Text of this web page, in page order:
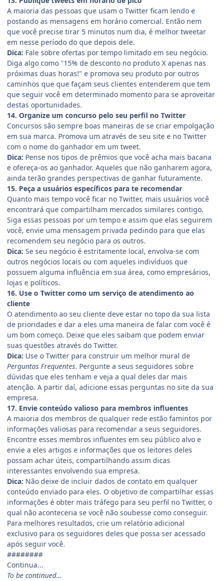
A maioria das pessoas que usam o Twitter ficam lendo e
postando as mensagens em horário comercial. Então nem
que você precise tirar 5 minutos num dia, é melhor tweetar
em nesse período do que depois dele.
Dica: Fale sobre ofertas por tempo limitado em seu negócio.
Diga algo como "15% de desconto no produto X apenas nas
próximas duas horas!" e promova seu produto por outros
caminhos que que façam seus clientes entenderem que tem
que seguir você em determinado momento para se aproveitar
destas oportunidades.
14. Organize um concurso pelo seu perfil no Twitter
Concursos são sempre boas maneiras de se criar empolgação
em sua marca. Promova um através de seu site e no Twitter
com o nome do ganhador em um tweet.
Dica: Pense nos tipos de prêmios que você acha mais bacana
e ofereça-os ao ganhador. Aqueles que não ganharem agora,
ainda terão grandes perspectivas de ganhar futuramente.
15. Peça a usuários específicos para te recomendar
Quanto mais tempo você ficar no Twitter, mais usuários você
encontrará que compartilham mercados similares contigo.
Siga essas pessoas por um tempo e assim que elas seguirem
você, envie uma mensagem privada pedindo para que elas
recomendem seu negócio para os outros.
Dica: Se seu negócio é estritamente local, envolva-se com
outros negócios locais ou com aqueles indivíduos que
possuem alguma influência em sua área, como empresários,
lojas e políticos.
16. Use o Twitter como um serviço de atendimento ao
cliente
O atendimento ao seu cliente deve estar no topo da sua lista
de prioridades e dar a eles uma maneira de falar com você é
um bom começo. Deixe que eles saibam que podem enviar
suas questões através do Twitter.
Dica: Use o Twitter para construir um melhor mural de
Perguntas Frequentes. Pergunte a seus seguidores sobre
dúvidas que eles tenham e veja a qual deles dar mais
atenção. A partir daí, adicione essas perguntas no site da sua
empresa.
17. Envie conteúdo valioso para membros influentes
A maioria dos membros de qualquer rede estão famintos por
informações valiosas para recomendar a seus seguidores.
Encontre esses membros influentes em seu público alvo e
envie a eles artigos e informações que os leitores deles
possam achar úteis, compartilhando assim dicas
interessantes envolvendo sua empresa.
Dica: Não deixe de incluir dados de contato em qualquer
conteúdo enviado para eles. O objetivo de compartilhar essas
informações é obter mais tráfego para seu perfil no Twitter, o
qual não aconteceria se você não soubesse como conseguir.
Para melhores resultados, crie um relatório adicional
exclusivo para os seguidores deles que possa ser acessado
após seguir você.
########
Continua...
To be continued...